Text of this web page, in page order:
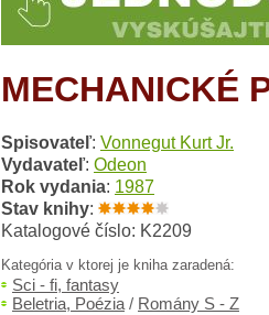
MECHANICKÉ
Spisovateľ: Vonnegut Kurt Jr.
Vydavateľ: Odeon
Rok vydania: 1987
Stav knihy:
Katalogové číslo: K2209
Kategória v ktorej je kniha zaradená:
Sci - fi, fantasy
Beletria, Poézia / Romány S - Z